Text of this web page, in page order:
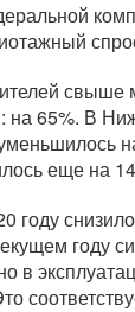
свыше
на 65%. В
еще на
году
году
в